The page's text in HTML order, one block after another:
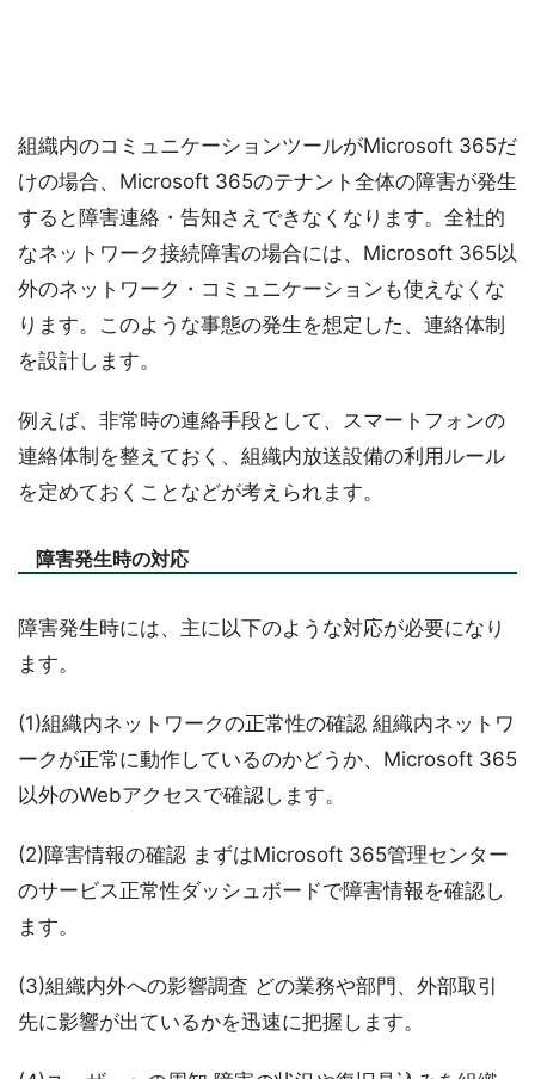
組織内のコミュニケーションツールがMicrosoft 365だ
けの場合、Microsoft 365のテナント全体の障害が発生
すると障害連絡・告知さえできなくなります。全社的
なネットワーク接続障害の場合には、Microsoft 365以
外のネットワーク・コミュニケーションも使えなくな
ります。このような事態の発生を想定した、連絡体制
を設計します。
例えば、非常時の連絡手段として、スマートフォンの
連絡体制を整えておく、組織内放送設備の利用ルール
を定めておくことなどが考えられます。
障害発生時の対応
障害発生時には、主に以下のような対応が必要になり
ます。
(1)組織内ネットワークの正常性の確認 組織内ネットワ
ークが正常に動作しているのかどうか、Microsoft 365
以外のWebアクセスで確認します。
(2)障害情報の確認 まずはMicrosoft 365管理センター
のサービス正常性ダッシュボードで障害情報を確認し
ます。
(3)組織内外への影響調査 どの業務や部門、外部取引
先に影響が出ているかを迅速に把握します。